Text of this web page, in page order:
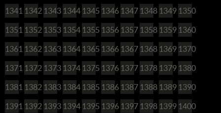
1341 1342 1343 1344 1345 1346 1347 1348 1349 1350
1351 1352 1353 1354 1355 1356 1357 1358 1359 1360
1361 1362 1363 1364 1365 1366 1367 1368 1369 1370
1371 1372 1373 1374 1375 1376 1377 1378 1379 1380
1381 1382 1383 1384 1385 1386 1387 1388 1389 1390
1391 1392 1393 1394 1395 1396 1397 1398 1399 1400